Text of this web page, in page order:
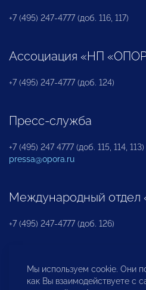
+7 (495) 247-4777 (доб. 116, 117)
Ассоциация «НП
+7 (495) 247-4777 (доб. 124)
Пресс-служба
+7 (495) 247 4777 (доб. 115, 114, 113)
pressa@opora.ru
Международный
+7 (495) 247-4777 (доб. 126)
Бюро по защите прав
инвесторов
Мы используем cookie. Они
как Вы взаимодействуете с